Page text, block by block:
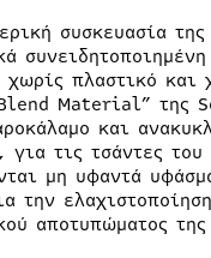
συσκευασία της
πλαστικό και
Material” της
και
για τις τσάντες του
μη υφαντά
την
αποτυπώματος